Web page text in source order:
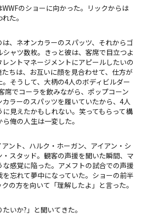
のショーに向かった。リックからは
た。
、ネオンカラーのスパッツ、それからゴ
ャツ数枚。きっと彼は、客席で目立つよ
レントマネージメントにアピールしたいの
ちは、お互いに顔を見合わせて、仕方が
そうして、大柄の4人のボディビルダー
席でコーラを飲みながら、ポップコーン
ラーのスパッツを履いていたから、4人
見えたかもしれない。笑ってもらって構
俺の人生は一変した。
ント、ハルク・ホーガン、アイアン・シ
スタッド。観客の声援を聞いた瞬間、マ
感覚に陥った。アメフトの試合での声援
を忘れて夢中になっていた。ショーの前半
の方を向いて「理解したよ」と言った。
いか?」と聞いてきた。